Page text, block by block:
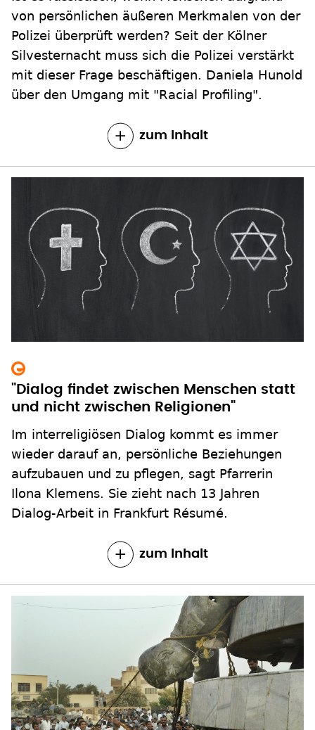
von persönlichen äußeren Merkmalen von der
Polizei überprüft werden? Seit der Kölner
Silvesternacht muss sich die Polizei verstärkt
mit dieser Frage beschäftigen. Daniela Hunold
über den Umgang mit "Racial Profiling".
zum Inhalt
"Dialog findet zwischen Menschen statt
und nicht zwischen Religionen"
Im interreligiösen Dialog kommt es immer
wieder darauf an, persönliche Beziehungen
aufzubauen und zu pflegen, sagt Pfarrerin
Ilona Klemens. Sie zieht nach 13 Jahren
Dialog-Arbeit in Frankfurt Résumé.
zum Inhalt